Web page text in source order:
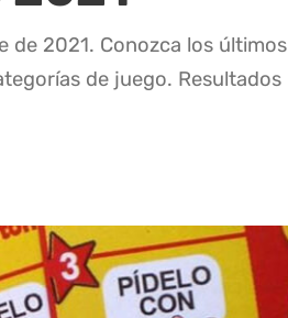
de 2021. Conozca los últimos
de juego. Resultados